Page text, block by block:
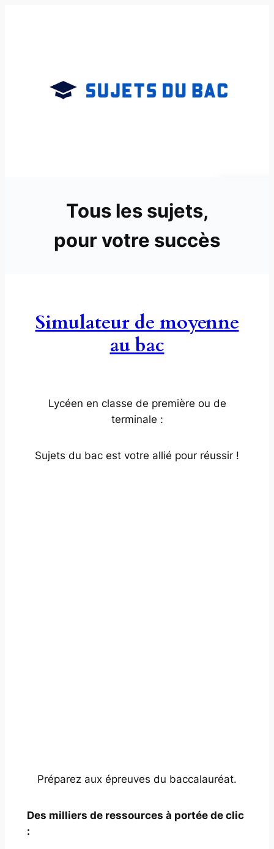
Tous les sujets,
pour votre succès
Simulateur de moyenne
au bac
Lycéen en classe de première ou de
terminale :
Sujets du bac est votre allié pour réussir !
Préparez aux épreuves du baccalauréat.
Des milliers de ressources à portée de clic
: